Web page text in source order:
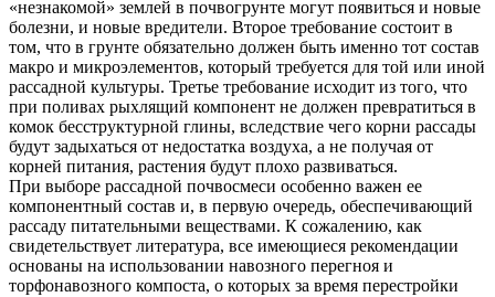
«незнакомой» землей в почвогрунте могут появиться и новые
болезни, и новые вредители. Второе требование состоит в
том, что в грунте обязательно должен быть именно тот состав
макро­ и микроэлементов, который требуется для той или иной
рассадной культуры. Третье требование исходит из того, что
при поливах рыхлящий компонент не должен превратиться в
комок бесструктурной глины, вследствие чего корни рассады
будут задыхаться от недостатка воздуха, а не получая от
корней питания, растения будут плохо развиваться.
При выборе рассадной почвосмеси особенно важен ее
компонентный состав и, в первую очередь, обеспечивающий
рассаду питательными веществами. К сожалению, как
свидетельствует литература, все имеющиеся рекомендации
основаны на использовании навозного перегноя и
торфонавозного компоста, о которых за время перестройки